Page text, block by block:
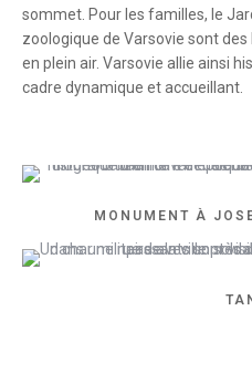
sommet. Pour les familles, le
zoologique de Varsovie sont
en plein air. Varsovie allie ainsi
cadre dynamique et accueillant.
MONUMENT À